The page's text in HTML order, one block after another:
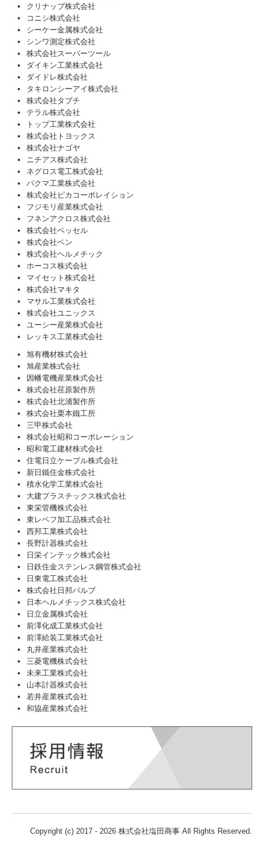
クリナップ株式会社
コニシ株式会社
シーケー金属株式会社
シンワ測定株式会社
株式会社スーパーツール
ダイキン工業株式会社
ダイドレ株式会社
タキロンシーアイ株式会社
株式会社タブチ
テラル株式会社
トップ工業株式会社
株式会社トヨックス
株式会社ナゴヤ
ニチアス株式会社
ネグロス電工株式会社
バクマ工業株式会社
株式会社ピカコーポレイション
フジモリ産業株式会社
フネンアクロス株式会社
株式会社ベッセル
株式会社ベン
株式会社ヘルメチック
ホーコス株式会社
マイセット株式会社
株式会社マキタ
マサル工業株式会社
株式会社ユニックス
ユーシー産業株式会社
レッキス工業株式会社
旭有機材株式会社
旭産業株式会社
因幡電機産業株式会社
株式会社荏原製作所
株式会社北浦製作所
株式会社栗本鐵工所
三甲株式会社
株式会社昭和コーポレーション
昭和電工建材株式会社
住電日立ケーブル株式会社
新日鐵住金株式会社
積水化学工業株式会社
大建プラスチックス株式会社
東栄管機株式会社
東レペフ加工品株式会社
西邦工業株式会社
長野計器株式会社
日栄インテック株式会社
日鉄住金ステンレス鋼管株式会社
日東電工株式会社
株式会社日邦バルブ
日本ヘルメチックス株式会社
日立金属株式会社
前澤化成工業株式会社
前澤給装工業株式会社
丸井産業株式会社
三菱電機株式会社
未来工業株式会社
山本計器株式会社
若井産業株式会社
和協産業株式会社
Copyright (c) 2017 - 2026 株式会社塩田商事 All Rights Reserved.